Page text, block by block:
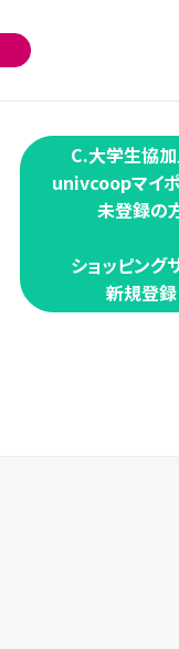
C.大学生協
univcoopマイ
未登録の
ショッピング
新規登録